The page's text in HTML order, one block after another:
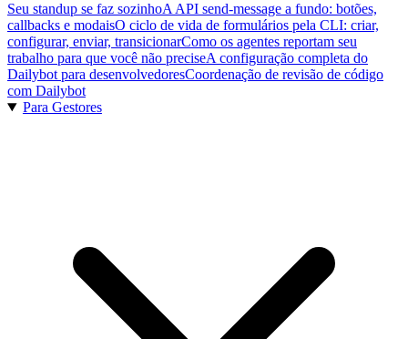
Seu standup se faz sozinhoA API send-message a fundo: botões,
callbacks e modaisO ciclo de vida de formulários pela CLI: criar,
configurar, enviar, transicionarComo os agentes reportam seu
trabalho para que você não preciseA configuração completa do
Dailybot para desenvolvedoresCoordenação de revisão de código
com Dailybot
Para Gestores